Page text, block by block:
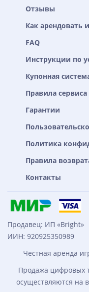
Отзывы
Как арендовать
FAQ
Инструкции по
Купонная
Правила сервиса
Гарантии
Политика
Правила
Контакты
Продавец: ИП «Bright»
ИИН: 920925350989
Честная аренда
Продажа цифровых
осуществляются на